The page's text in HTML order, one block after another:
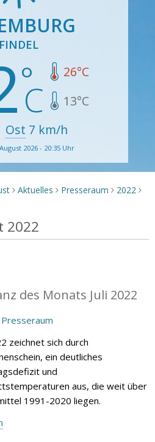
FINDEL
26°C
13°C
Ost 7 km/h
2026 - 20:35 Uhr
> Aktuelles > Presseraum > 2022 >
2022
des Monats Juli 2022
Presseraum
zeichnet sich durch
ein deutliches
und
aus, die weit über
1991-2020 liegen.